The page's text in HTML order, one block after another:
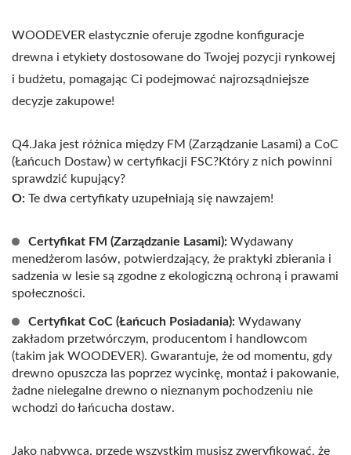
WOODEVER elastycznie oferuje zgodne konfiguracje
drewna i etykiety dostosowane do Twojej pozycji rynkowej
i budżetu, pomagając Ci podejmować najrozsądniejsze
decyzje zakupowe!
Q4.Jaka jest różnica między FM (Zarządzanie Lasami) a CoC
(Łańcuch Dostaw) w certyfikacji FSC?Który z nich powinni
sprawdzić kupujący?
O: Te dwa certyfikaty uzupełniają się nawzajem!
Certyfikat FM (Zarządzanie Lasami): Wydawany
menedżerom lasów, potwierdzający, że praktyki zbierania i
sadzenia w lesie są zgodne z ekologiczną ochroną i prawami
społeczności.
Certyfikat CoC (Łańcuch Posiadania): Wydawany
zakładom przetwórczym, producentom i handlowcom
(takim jak WOODEVER). Gwarantuje, że od momentu, gdy
drewno opuszcza las poprzez wycinkę, montaż i pakowanie,
żadne nielegalne drewno o nieznanym pochodzeniu nie
wchodzi do łańcucha dostaw.
Jako nabywca, przede wszystkim musisz zweryfikować, że